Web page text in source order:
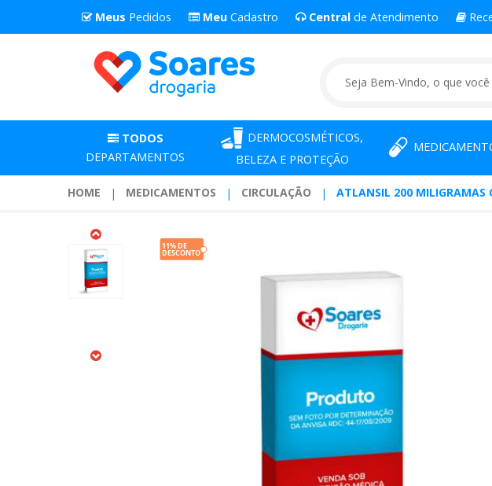
Meus Pedidos Meu Cadastro Central de Atendimento
TODOS
DEPARTAMENTOS
DERMOCOSMÉTICOS,
BELEZA E PROTEÇÃO
HOME MEDICAMENTOS CIRCULAÇÃO ATLANSIL 200 MILIGRAMAS
Atlansil
200
Miligramas
Comprimidos